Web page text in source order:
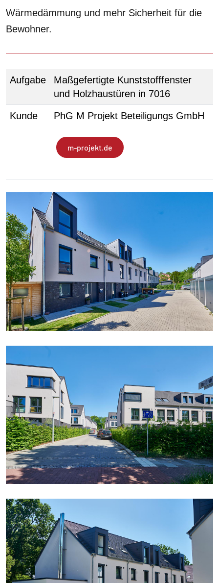
Wärmedämmung und mehr Sicherheit für die
Bewohner.
Aufgabe
Maßgefertigte Kunststofffenster
und Holzhaustüren in 7016
Kunde PhG M Projekt Beteiligungs GmbH
m-projekt.de